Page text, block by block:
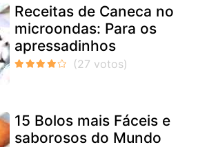
Receitas de Caneca no
microondas: Para os
apressadinhos
15 Bolos mais Fáceis e
saborosos do Mundo